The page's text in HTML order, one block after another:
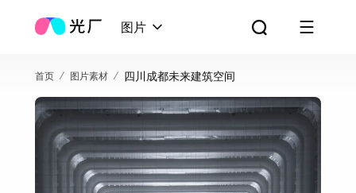
图片
首页 图片素材 四川成都未来建筑空间